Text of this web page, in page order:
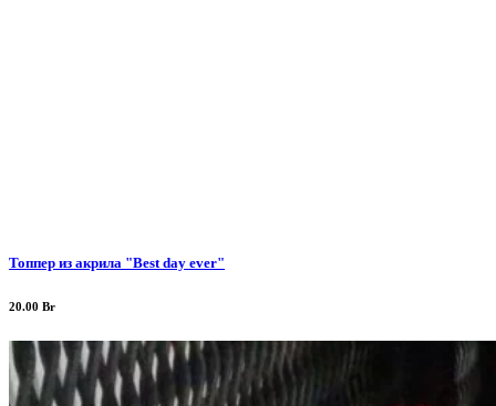
Топпер из акрила "Best day ever"
20.00 Br